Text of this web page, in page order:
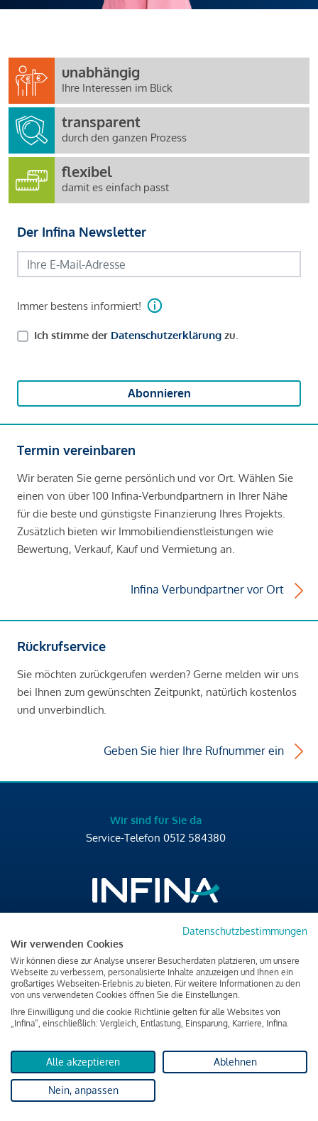
unabhängig
Ihre Interessen im Blick
transparent
durch den ganzen Prozess
flexibel
damit es einfach passt
Der Infina Newsletter
Immer bestens informiert!
Ich stimme der Datenschutzerklärung zu.
Abonnieren
Termin vereinbaren
Wir beraten Sie gerne persönlich und vor Ort. Wählen Sie
einen von über 100 Infina-Verbundpartnern in Ihrer Nähe
für die beste und günstigste Finanzierung Ihres Projekts.
Zusätzlich bieten wir Immobiliendienstleistungen wie
Bewertung, Verkauf, Kauf und Vermietung an.
Infina Verbundpartner vor Ort
Rückrufservice
Sie möchten zurückgerufen werden? Gerne melden wir uns
bei Ihnen zum gewünschten Zeitpunkt, natürlich kostenlos
und unverbindlich.
Geben Sie hier Ihre Rufnummer ein
Wir sind für Sie da
Service-Telefon 0512 584380
Brixner Straße 2/4
6020 Innsbruck
T+43 512 584380
office@infina.at
Impressum
Datenschutz & Cookies
Datenschutzbestimmungen
Wir verwenden Cookies
Wir können diese zur Analyse unserer Besucherdaten platzieren, um unsere
Webseite zu verbessern, personalisierte Inhalte anzuzeigen und Ihnen ein
großartiges Webseiten-Erlebnis zu bieten. Für weitere Informationen zu den
von uns verwendeten Cookies öffnen Sie die Einstellungen.
Ihre Einwilligung und die cookie Richtlinie gelten für alle Websites von
„Infina“, einschließlich: Vergleich, Entlastung, Einsparung, Karriere, Infina.
Alle akzeptieren Ablehnen
Nein, anpassen